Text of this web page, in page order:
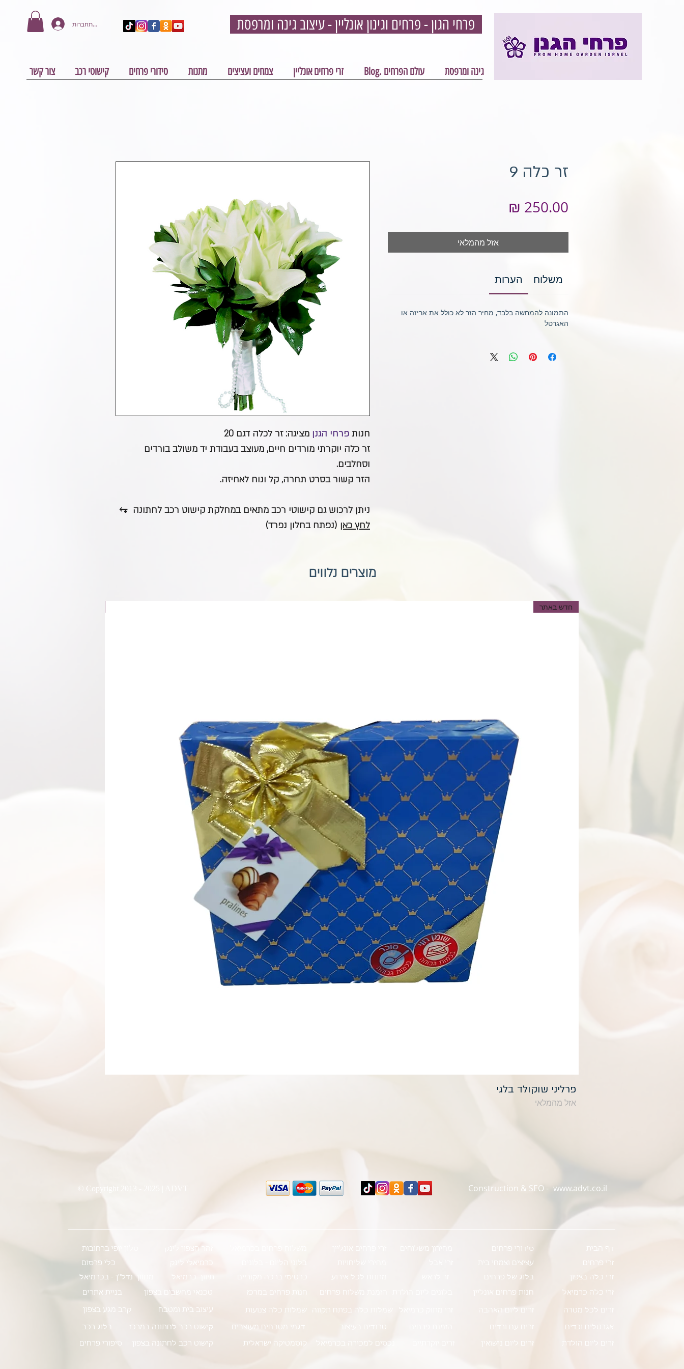
להתחברות
גינה ומרפסת עולם הפרחים .Blog זרי פרחים אונליין צמחים ועציצים מתנות סידורי פרחים קישוטי רכב צור קשר
חנות פרחי הגנן מציגה: זר לכלה דגם 20
זר כלה יוקרתי מורדים חיים, מעוצב בעבודת יד משולב בורדים
וסחלבים.
הזר קשור בסרט תחרה, קל ונוח לאחיזה.
ניתן לרכוש גם קישוטי רכב מתאים במחלקת קישוט רכב לחתונה ⥆
לחץ כאן (נפתח בחלון נפרד)
זר כלה 9
אזל מהמלאי
הערות משלוח
התמונה להמחשה בלבד, מחיר הזר לא כולל את אריזה או
האגרטל
מוצרים נלווים
חדש באתר
פרליני שוקולד בלגי
אזל מהמלאי
© Copyright 2013 - 2025 | ADVT Construction & SEO - www.advt.co.il
סלון יופי ברחובות זהר הצפון לינק
כלי פרסום
מתווך נדל''ן - בכרמיאל
תיווך כרמיאל כרטיסי ברכה מקוריים
בניית אתרים טכנאי מחשבים בצפון חנות פרחים במרכז
מחירון משלוחים
מתנות לכל אירוע
הזמנת משלוח פרחים
קרב מגע בצפון עיצוב בית ומטבח
בלוג רכב קישוט רכב לחתונה במרכז
סיפורי פרחים קישוט רכב לחתונה בצפון
שמלות כלה צנועות שמלות כלה בפתח תקווה
טרנדים בעיצוב
קוסמטיקה ישראלית נכסים למכירה בכרמיאל
סידורי פרחים
עציצים וצמחי בית
בלוג של פרחים
חנות פרחים אונליין
זרים ליום האהבה
זרים עם ורדים
זרים ליום נישואין
דף הבית
זרי פרחים
זרי כלה בצפון
זרי כלה כרמיאל
זרים לכל מטרה
אגרטלים וכדים
זרים ליום הולדת